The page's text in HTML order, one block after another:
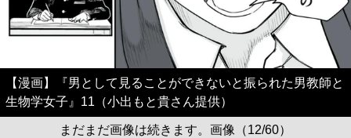
【漫画】『男として見ることができないと振られた男教師と
生物学女子』11（小出もと貴さん提供）
まだまだ画像は続きます。画像（12/60）